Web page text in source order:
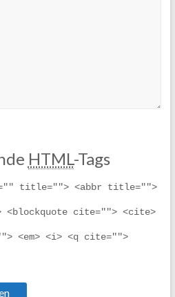
HTML-Tags
title=""> <abbr title="">
<blockquote cite=""> <cite>
<em> <i> <q cite="">